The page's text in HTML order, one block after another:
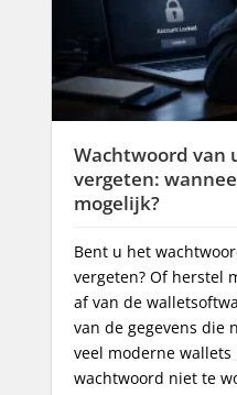
Trezor Wallet
Vergeten? –
Trezor wallet
beschadiging? Laat
Lees meer